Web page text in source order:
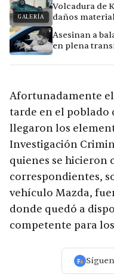
GALERÍA
Volcadura de
daños
Asesinan a
en plena
Afortunadamente
tarde en el poblado
llegaron los
Investigación
quienes se hicieron
correspondientes,
vehículo Mazda,
donde quedó a
competente para